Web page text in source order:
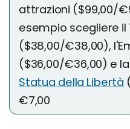
attrazioni ($99,00/
esempio scegliere il
($38,00/€38,00),
($36,00/€36,00) e la
Statua della Libertà
€7,00